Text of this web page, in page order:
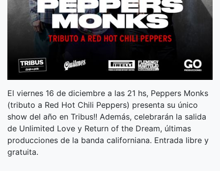
El viernes 16 de diciembre a las 21 hs, Peppers Monks
(tributo a Red Hot Chili Peppers) presenta su único
show del año en Tribus!! Además, celebrarán la salida
de Unlimited Love y Return of the Dream, últimas
producciones de la banda californiana. Entrada libre y
gratuita.